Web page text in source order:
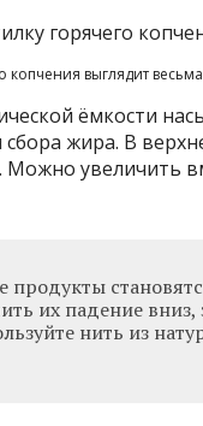
копчения выглядит
ёмкости
жира. В
Можно увеличить
продукты
их падение вниз,
нить из